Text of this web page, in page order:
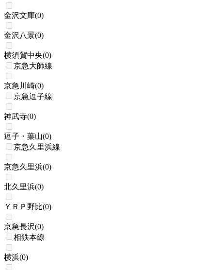
金沢文庫(0)
金沢八景(0)
横須賀中央(0)
京急大師線
京急川崎(0)
京急逗子線
神武寺(0)
逗子・葉山(0)
京急久里浜線
京急久里浜(0)
北久里浜(0)
ＹＲＰ野比(0)
京急長沢(0)
相鉄本線
横浜(0)